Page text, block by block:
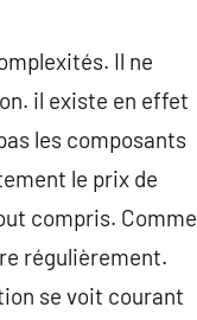
Il ne
il existe en effet
les composants
le prix de
compris. Comme
régulièrement.
se voit courant